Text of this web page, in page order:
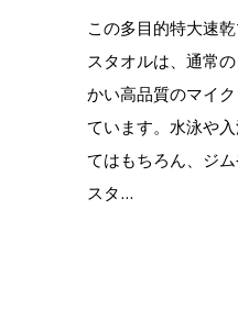
この多目的特大速
スタオルは、通常
かい高品質のマイ
ています。水泳や
てはもちろん、ジ
スタ...